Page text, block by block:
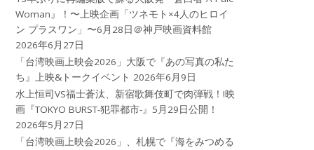
Woman』！〜上映企画「ツネモト×4人のヒロイ
ン プラスワン」〜6月28日＠神戸映画資料館
2026年6月27日
「台湾映画上映会2026」大阪で『あの写真の私た
ち』上映&トークイベント 2026年6月9日
水上恒司VS福士蒼汰、新宿歌舞伎町で肉弾戦！!映
画『TOKYO BURST-犯罪都市-』5月29日公開！
2026年5月27日
「台湾映画上映会2026」、札幌で『海をみつめる